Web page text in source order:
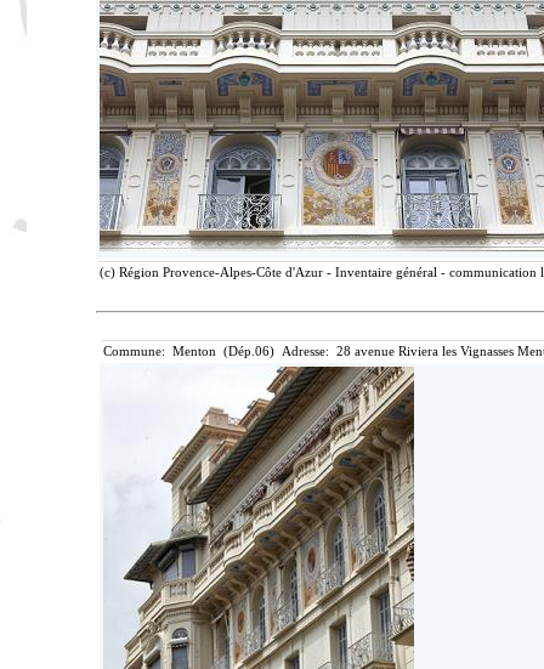
(c) Région Provence-Alpes-Côte d'Azur - Inventaire général -
Commune: Menton (Dép.06) Adresse: 28 avenue Riviera les Vignasses